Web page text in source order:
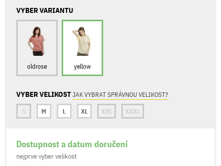
VYBER VARIANTU
oldrose yellow
VYBER VELIKOSTJAK VYBRAT SPRÁVNOU VELIKOST?
S
M L XL XXL XXXL
Dostupnost a datum doručení
nejprve vyber velikost